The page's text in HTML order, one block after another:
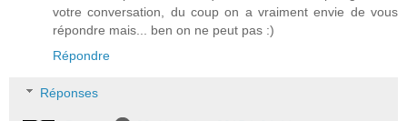
votre conversation, du coup on a vraiment envie de vous
répondre mais... ben on ne peut pas :)
Répondre
Réponses